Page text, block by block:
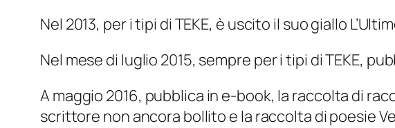
Nel 2013, per i tipi di TEKE, è uscito il suo giallo
Nel mese di luglio 2015, sempre per i tipi di TEKE,
A maggio 2016, pubblica in e-book, la raccolta di
scrittore non ancora bollito e la raccolta di poesie